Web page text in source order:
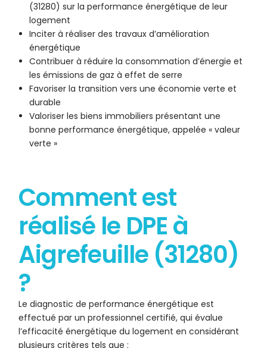
(31280) sur la performance énergétique de leur
logement
Inciter à réaliser des travaux d’amélioration
énergétique
Contribuer à réduire la consommation d’énergie et
les émissions de gaz à effet de serre
Favoriser la transition vers une économie verte et
durable
Valoriser les biens immobiliers présentant une
bonne performance énergétique, appelée « valeur
verte »
Comment est
réalisé le DPE à
Aigrefeuille (31280)
?
Le diagnostic de performance énergétique est
effectué par un professionnel certifié, qui évalue
l’efficacité énergétique du logement en considérant
plusieurs critères tels que :